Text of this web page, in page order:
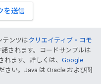
を送信
テンツはクリエイティブ・コモ
されます。コードサンプルは
れます。詳しくは、 Google
さい。Java は Oracle および関